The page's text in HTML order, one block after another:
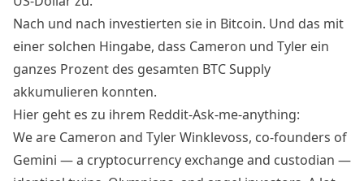
Nach und nach investierten sie in Bitcoin. Und das mit
einer solchen Hingabe, dass Cameron und Tyler ein
ganzes Prozent des gesamten BTC Supply
akkumulieren konnten.
Hier geht es zu ihrem Reddit-Ask-me-anything:
We are Cameron and Tyler Winklevoss, co-founders of
Gemini — a cryptocurrency exchange and custodian —